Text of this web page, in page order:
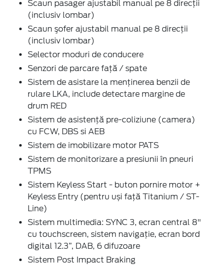
Scaun pasager ajustabil manual pe 8 direcţii
(inclusiv lombar)
Scaun şofer ajustabil manual pe 8 direcţii
(inclusiv lombar)
Selector moduri de conducere
Senzori de parcare faţă / spate
Sistem de asistare la menținerea benzii de
rulare LKA, include detectare margine de
drum RED
Sistem de asistenţă pre-coliziune (camera)
cu FCW, DBS si AEB
Sistem de imobilizare motor PATS
Sistem de monitorizare a presiunii în pneuri
TPMS
Sistem Keyless Start - buton pornire motor +
Keyless Entry (pentru uși față Titanium / ST-
Line)
Sistem multimedia: SYNC 3, ecran central 8"
cu touchscreen, sistem navigaţie, ecran bord
digital 12.3”, DAB, 6 difuzoare
Sistem Post Impact Braking